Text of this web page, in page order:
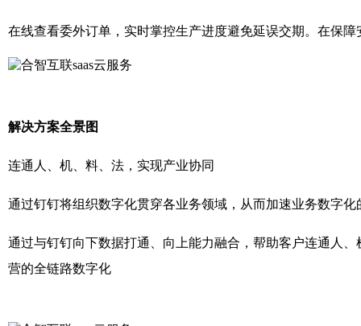
在线查看委外订单，实时掌控生产进度避免延误交期。在保
解决方案全景图
连通人、机、料、法，实现产业协同
通过钉钉将组织数字化贯穿各业务领域，从而加速业务数字化
通过与钉钉向下数据打通、向上能力融合，帮助客户连通人
营的全链路数字化